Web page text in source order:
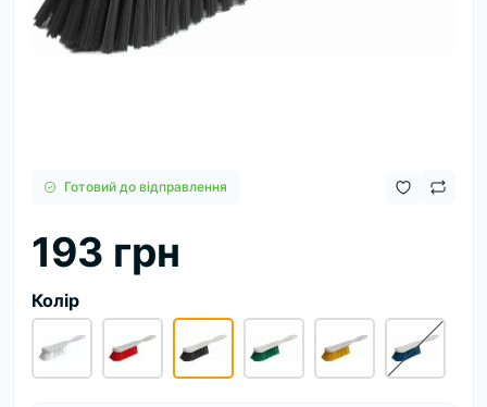
Готовий до відправлення
193 грн
Колір